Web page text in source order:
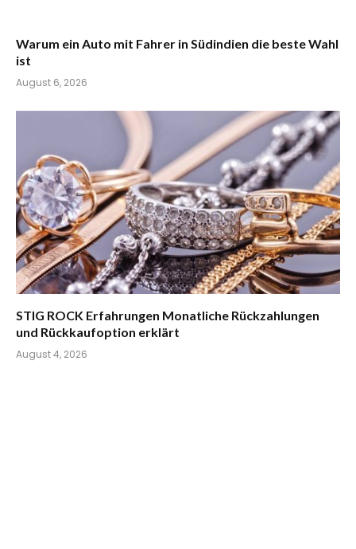
Warum ein Auto mit Fahrer in Südindien die beste Wahl
ist
August 6, 2026
STIG ROCK Erfahrungen Monatliche Rückzahlungen
und Rückkaufoption erklärt
August 4, 2026